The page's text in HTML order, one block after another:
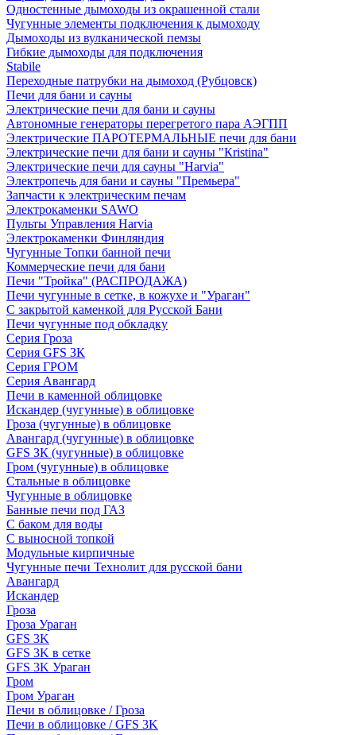
Одностенные дымоходы из окрашенной стали
Чугунные элементы подключения к дымоходу
Дымоходы из вулканической пемзы
Гибкие дымоходы для подключения
Stabile
Переходные патрубки на дымоход (Рубцовск)
Печи для бани и сауны
Электрические печи для бани и сауны
Автономные генераторы перегретого пара АЭГПП
Электрические ПАРОТЕРМАЛЬНЫЕ печи для бани
Электрические печи для бани и сауны "Кristina"
Электрические печи для сауны "Harvia"
Электропечь для бани и сауны "Премьера"
Запчасти к электрическим печам
Электрокаменки SAWO
Пульты Управления Harvia
Электрокаменки Финляндия
Чугунные Топки банной печи
Коммерческие печи для бани
Печи "Тройка" (РАСПРОДАЖА)
Печи чугунные в сетке, в кожухе и "Ураган"
С закрытой каменкой для Русской Бани
Печи чугунные под обкладку
Серия Гроза
Серия GFS ЗК
Серия ГРОМ
Серия Авангард
Печи в каменной облицовке
Искандер (чугунные) в облицовке
Гроза (чугунные) в облицовке
Авангард (чугунные) в облицовке
GFS ЗК (чугунные) в облицовке
Гром (чугунные) в облицовке
Стальные в облицовке
Чугунные в облицовке
Банные печи под ГАЗ
С баком для воды
С выносной топкой
Модульные кирпичные
Чугунные печи Технолит для русской бани
Авангард
Искандер
Гроза
Гроза Ураган
GFS 3K
GFS 3K в сетке
GFS 3K Ураган
Гром
Гром Ураган
Печи в облицовке / Гроза
Печи в облицовке / GFS 3K